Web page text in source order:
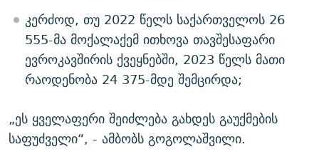
კერძოდ, თუ 2022 წელს საქართველოს 26
555-მა მოქალაქემ ითხოვა თავშესაფარი
ევროკავშირის ქვეყნებში, 2023 წელს მათი
რაოდენობა 24 375-მდე შემცირდა;
„ეს ყველაფერი შეიძლება გახდეს გაუქმების
საფუძველი“, - ამბობს გოგოლაშვილი.